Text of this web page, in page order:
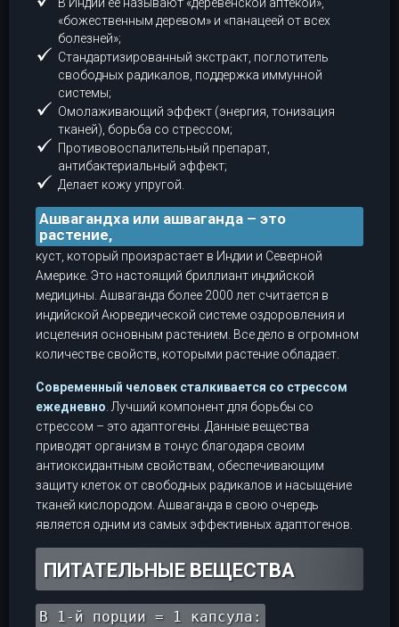
В Индии ее называют «деревенской аптекой»,
«божественным деревом» и «панацеей от всех
болезней»;
Стандартизированный экстракт, поглотитель
свободных радикалов, поддержка иммунной
системы;
Омолаживающий эффект (энергия, тонизация
тканей), борьба со стрессом;
Противовоспалительный препарат,
антибактериальный эффект;
Делает кожу упругой.
Ашвагандха или ашваганда – это
растение,
куст, который произрастает в Индии и Северной
Америке. Это настоящий бриллиант индийской
медицины. Ашваганда более 2000 лет считается в
индийской Аюрведической системе оздоровления и
исцеления основным растением. Все дело в огромном
количестве свойств, которыми растение обладает.
Современный человек сталкивается со стрессом
ежедневно. Лучший компонент для борьбы со
стрессом – это адаптогены. Данные вещества
приводят организм в тонус благодаря своим
антиоксидантным свойствам, обеспечивающим
защиту клеток от свободных радикалов и насыщение
тканей кислородом. Ашваганда в свою очередь
является одним из самых эффективных адаптогенов.
ПИТАТЕЛЬНЫЕ ВЕЩЕСТВА
В 1-й порции = 1 капсула: